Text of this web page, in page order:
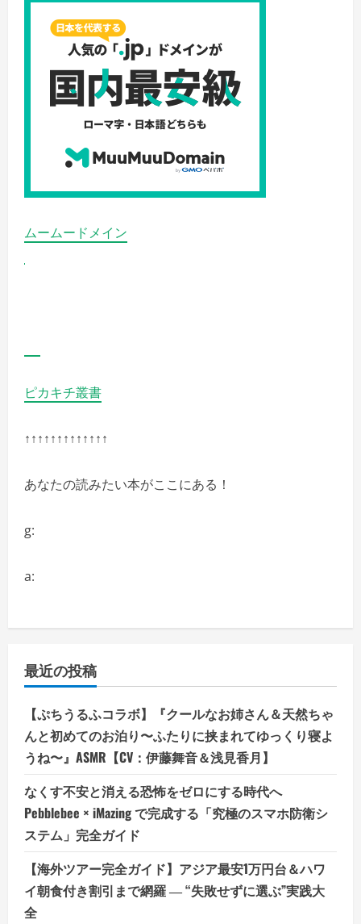
ムームードメイン
ピカキチ叢書
↑↑↑↑↑↑↑↑↑↑↑↑↑
あなたの読みたい本がここにある！
g:
a:
最近の投稿
【ぷちうるふコラボ】『クールなお姉さん＆天然ちゃ
んと初めてのお泊り〜ふたりに挟まれてゆっくり寝よ
うね〜』ASMR【CV：伊藤舞音＆浅見香月】
なくす不安と消える恐怖をゼロにする時代へ
Pebblebee × iMazing で完成する「究極のスマホ防衛シ
ステム」完全ガイド
【海外ツアー完全ガイド】アジア最安1万円台＆ハワ
イ朝食付き割引まで網羅 ― “失敗せずに選ぶ”実践大
全